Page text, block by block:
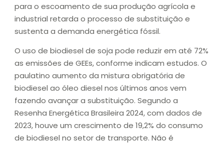
para o escoamento de sua produção agrícola e
industrial retarda o processo de substituição e
sustenta a demanda energética fóssil.
O uso de biodiesel de soja pode reduzir em até 72%
as emissões de GEEs, conforme indicam estudos. O
paulatino aumento da mistura obrigatória de
biodiesel ao óleo diesel nos últimos anos vem
fazendo avançar a substituição. Segundo a
Resenha Energética Brasileira 2024, com dados de
2023, houve um crescimento de 19,2% do consumo
de biodiesel no setor de transporte. Não é